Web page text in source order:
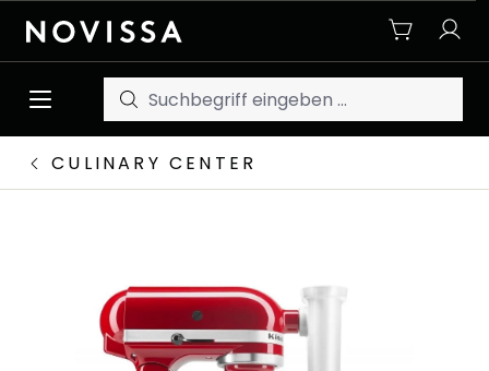
Zum Hauptinhalt springen
CULINARY CENTER
Bildergalerie überspringen